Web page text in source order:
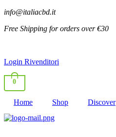
info@italiacbd.it
Free Shipping for orders over €30
Login Rivenditori
0
Home Shop Discover